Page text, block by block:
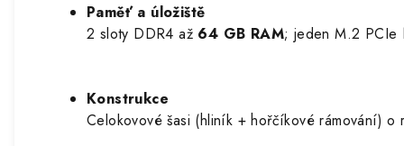
Paměť a úložiště
2 sloty DDR4 až 64 GB RAM; jeden M.2 PCIe
Konstrukce
Celokovové šasi (hliník + hořčíkové rámování)